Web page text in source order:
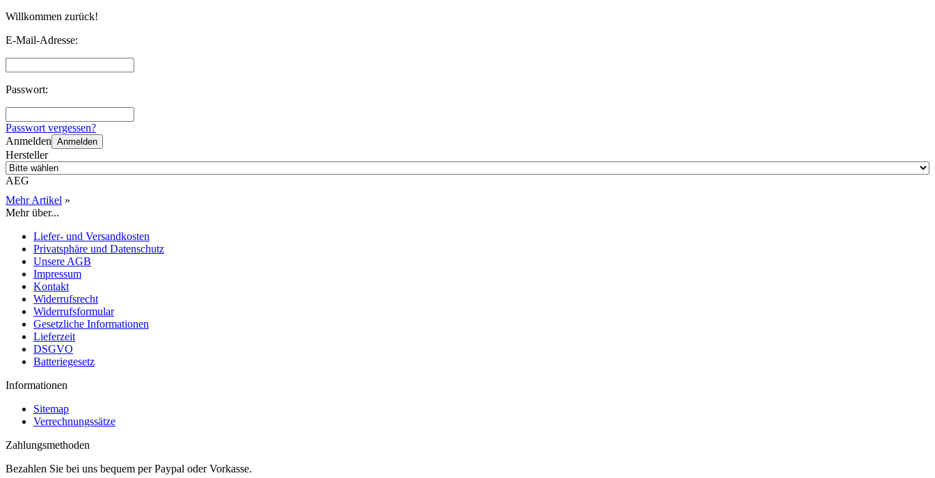
Willkommen zurück!
E-Mail-Adresse:
Passwort:
Passwort vergessen?
Anmelden Anmelden
Hersteller
AEG
Mehr Artikel »
Mehr über...
Liefer- und Versandkosten
Privatsphäre und Datenschutz
Unsere AGB
Impressum
Kontakt
Widerrufsrecht
Widerrufsformular
Gesetzliche Informationen
Lieferzeit
DSGVO
Batteriegesetz
Informationen
Sitemap
Verrechnungssätze
Zahlungsmethoden
Bezahlen Sie bei uns bequem per Paypal oder Vorkasse.